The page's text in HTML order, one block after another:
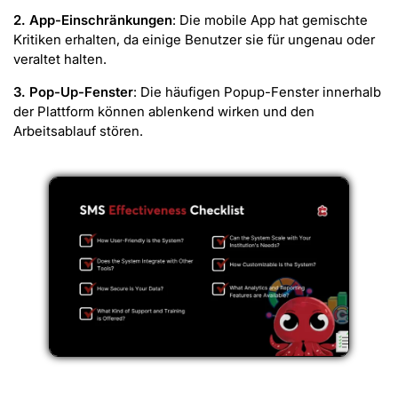
2. App-Einschränkungen: Die mobile App hat gemischte
Kritiken erhalten, da einige Benutzer sie für ungenau oder
veraltet halten.
3. Pop-Up-Fenster: Die häufigen Popup-Fenster innerhalb
der Plattform können ablenkend wirken und den
Arbeitsablauf stören.